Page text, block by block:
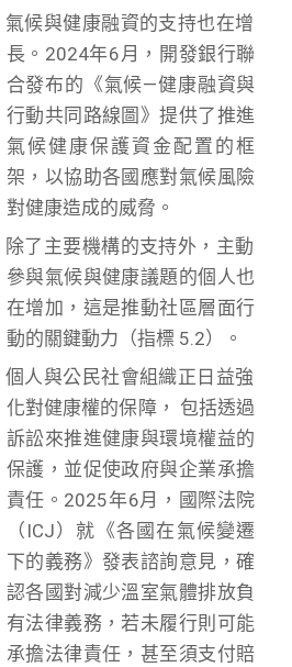
氣候與健康融資的支持也在增
長。2024年6月，開發銀行聯
合發布的《氣候—健康融資與
行動共同路線圖》提供了推進
氣候健康保護資金配置的框
架，以協助各國應對氣候風險
對健康造成的威脅。
除了主要機構的支持外，主動
參與氣候與健康議題的個人也
在增加，這是推動社區層面行
動的關鍵動力（指標 5.2）。
個人與公民社會組織正日益強
化對健康權的保障， 包括透過
訴訟來推進健康與環境權益的
保護，並促使政府與企業承擔
責任。2025年6月，國際法院
（ICJ）就《各國在氣候變遷
下的義務》發表諮詢意見，確
認各國對減少溫室氣體排放負
有法律義務，若未履行則可能
承擔法律責任，甚至須支付賠